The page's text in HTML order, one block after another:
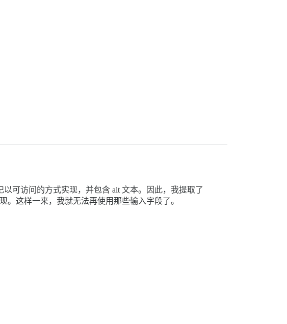
可访问的方式实现，并包含 alt 文本。因此，我提取了
。这样一来，我就无法再使用那些输入字段了。